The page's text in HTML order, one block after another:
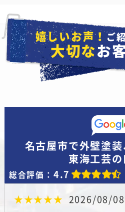
嬉しいお声！ ご
大切な お
名古屋市で外壁塗
東海工芸の
総合評価： 4.7
★★★★★ 2026/08/08